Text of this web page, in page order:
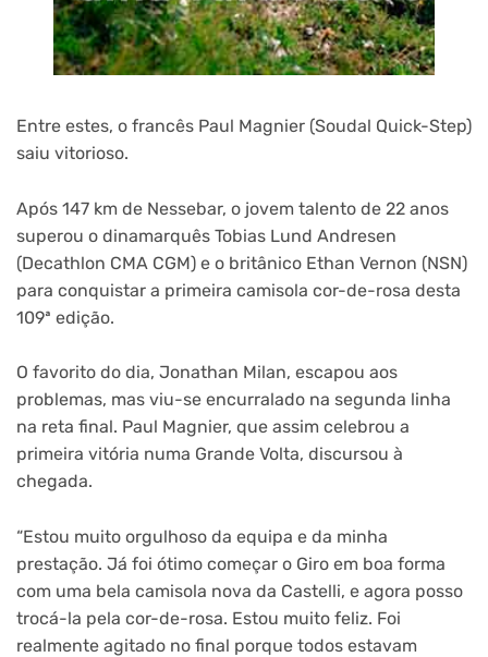
Entre estes, o francês Paul Magnier (Soudal Quick-Step)
saiu vitorioso.
Após 147 km de Nessebar, o jovem talento de 22 anos
superou o dinamarquês Tobias Lund Andresen
(Decathlon CMA CGM) e o britânico Ethan Vernon (NSN)
para conquistar a primeira camisola cor-de-rosa desta
109ª edição.
O favorito do dia, Jonathan Milan, escapou aos
problemas, mas viu-se encurralado na segunda linha
na reta final. Paul Magnier, que assim celebrou a
primeira vitória numa Grande Volta, discursou à
chegada.
“Estou muito orgulhoso da equipa e da minha
prestação. Já foi ótimo começar o Giro em boa forma
com uma bela camisola nova da Castelli, e agora posso
trocá-la pela cor-de-rosa. Estou muito feliz. Foi
realmente agitado no final porque todos estavam